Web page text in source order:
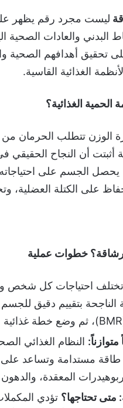
ليست مجرد رقم يظهر
البدني والعادات
تحقيق أهدافهم الصحية
الغذائية القاسية.
الغذائية؟
الوزن تتطلب الحرمان من
أثبتت أن النجاح
يحصل الجسم على
على الكتلة العضلية،
خطوات عملية
تختلف احتياجات كل شخص
الناجحة بتقييم دقيق
متوازناً: النظام الغذائي
مستدامة وتساعد على
المعقدة،
متى تحتاجها؟ تؤدي